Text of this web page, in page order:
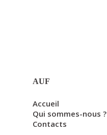
AUF
Accueil
Qui sommes-nous ?
Contacts